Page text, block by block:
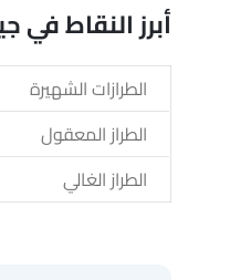
أبرز النقاط
الطرازات الشهيرة
الطراز المعقول
الطراز الغالي